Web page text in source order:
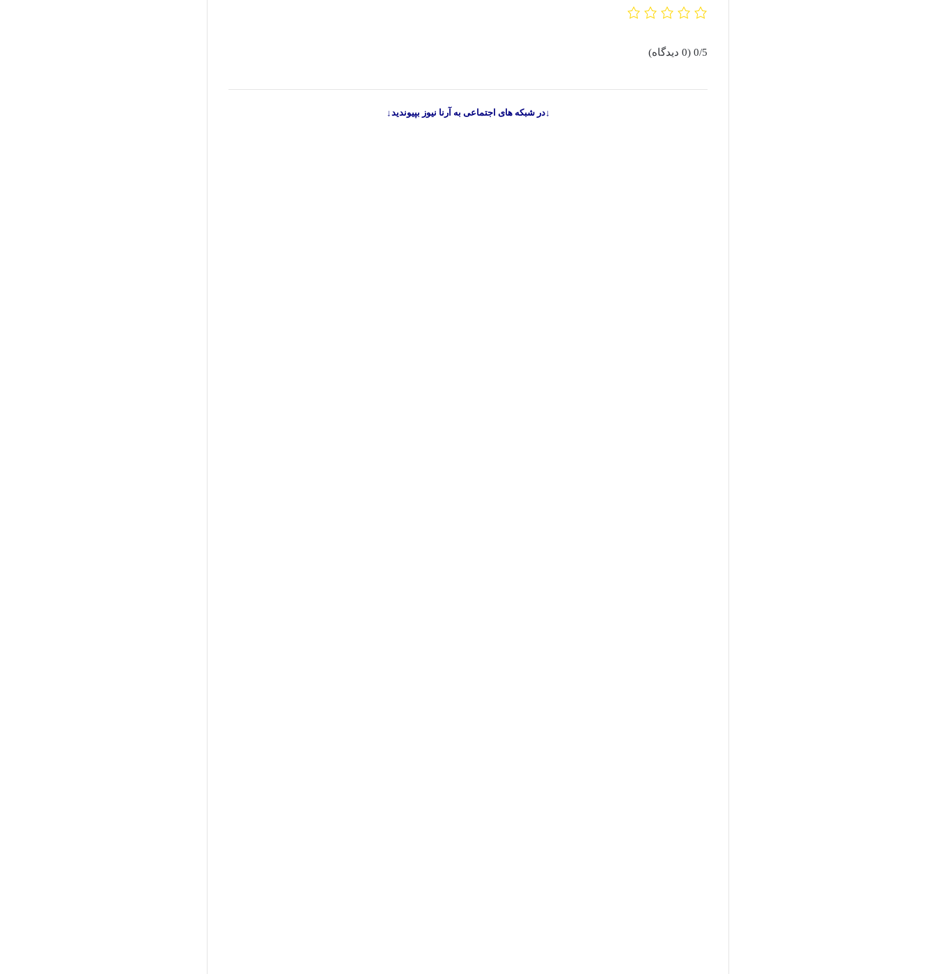
0/5 (0 دیدگاه)
↓در شبکه های اجتماعی به آرنا نیوز بپیوندید↓